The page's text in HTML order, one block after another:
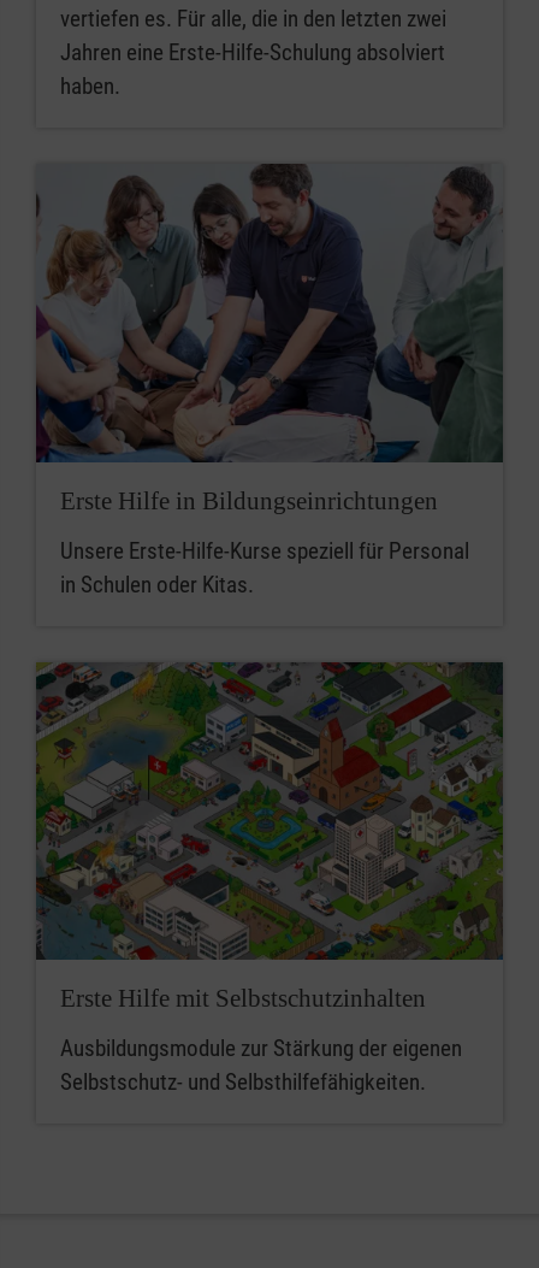
vertiefen es. Für alle, die in den letzten zwei
Jahren eine Erste-Hilfe-Schulung absolviert
haben.
Erste Hilfe in Bildungseinrichtungen
Unsere Erste-Hilfe-Kurse speziell für Personal
in Schulen oder Kitas.
Erste Hilfe mit Selbstschutzinhalten
Ausbildungsmodule zur Stärkung der eigenen
Selbstschutz- und Selbsthilfefähigkeiten.